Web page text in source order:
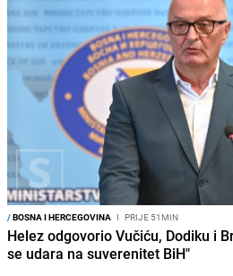
/BOSNA I HERCEGOVINA I PRIJE 51MIN
Helez odgovorio Vučiću, Dodiku i
se udara na suverenitet BiH"